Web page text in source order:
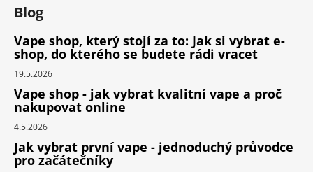
Blog
Vape shop, který stojí za to: Jak si vybrat e-
shop, do kterého se budete rádi vracet
19.5.2026
Vape shop - jak vybrat kvalitní vape a proč
nakupovat online
4.5.2026
Jak vybrat první vape - jednoduchý průvodce
pro začátečníky